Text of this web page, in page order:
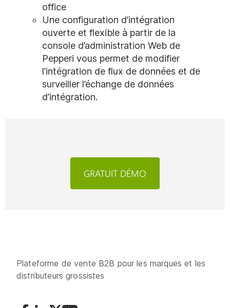
office
Une configuration d’intégration
ouverte et flexible à partir de la
console d’administration Web de
Pepperi vous permet de modifier
l’intégration de flux de données et de
surveiller l’échange de données
d’intégration.
GRATUIT DÉMO
Plateforme de vente B2B pour les marques et les
distributeurs grossistes